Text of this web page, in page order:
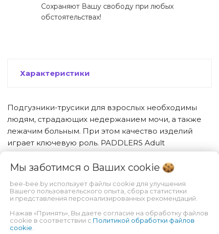
Сохраняют Вашу свободу при любых
обстоятельствах!
Характеристики
Подгузники-трусики для взрослых необходимы
людям, страдающих недержанием мочи, а также
лежачим больным. При этом качество изделий
играет ключевую роль. PADDLERS Adult
предлагает один из лучших вариантов на
современном рынке. Наружный слой состоит из
дает размножаться бактериям, минимизирует риск
пролежней. Благодаря эластичной резинке
обеспечивается максимальное прилегание к телу,
подгузники надежно защищают от протекания
Мы заботимся о Ваших cookie
bee-bee.by использует файлы cookie для улучшения
Вашего пользовательского опыта, сбора статистики
и представления персонализированных рекомендаций.
Нажав «Принять», Вы даете согласие на обработку файлов
cookie в соответствии с Политикой обработки файлов
cookie